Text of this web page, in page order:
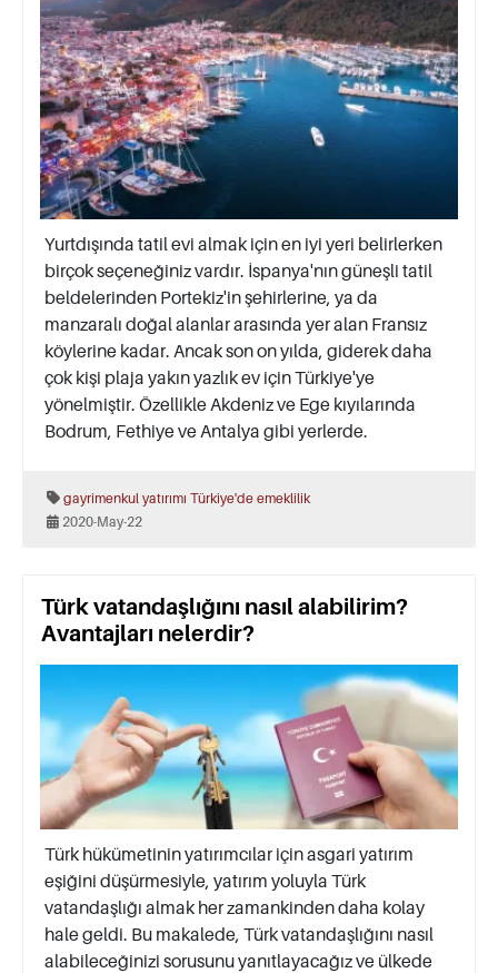
Yurtdışında tatil evi almak için en iyi yeri belirlerken
birçok seçeneğiniz vardır. İspanya'nın güneşli tatil
beldelerinden Portekiz'in şehirlerine, ya da
manzaralı doğal alanlar arasında yer alan Fransız
köylerine kadar. Ancak son on yılda, giderek daha
çok kişi plaja yakın yazlık ev için Türkiye'ye
yönelmiştir. Özellikle Akdeniz ve Ege kıyılarında
Bodrum, Fethiye ve Antalya gibi yerlerde.
gayrimenkul yatırımı Türkiye'de emeklilik
2020-May-22
Türk vatandaşlığını nasıl alabilirim?
Avantajları nelerdir?
Türk hükümetinin yatırımcılar için asgari yatırım
eşiğini düşürmesiyle, yatırım yoluyla Türk
vatandaşlığı almak her zamankinden daha kolay
hale geldi. Bu makalede, Türk vatandaşlığını nasıl
alabileceğinizi sorusunu yanıtlayacağız ve ülkede